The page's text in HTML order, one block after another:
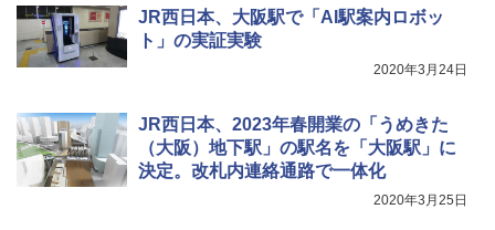
JR西日本、大阪駅で「AI駅案内ロボッ
ト」の実証実験
2020年3月24日
JR西日本、2023年春開業の「うめきた
（大阪）地下駅」の駅名を「大阪駅」に
決定。改札内連絡通路で一体化
2020年3月25日